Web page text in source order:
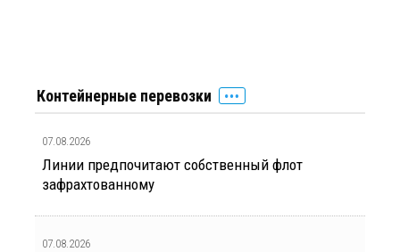
Контейнерные перевозки
07.08.2026
Линии предпочитают собственный флот
зафрахтованному
07.08.2026